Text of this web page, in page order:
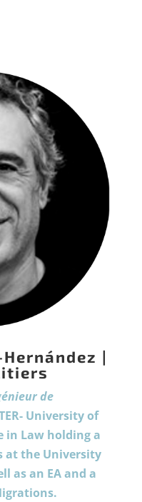
|
de
University of
in Law holding a
at the University
as an EA and a